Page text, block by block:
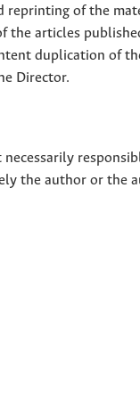
of the
the articles
duplication of
Director.
the author or the